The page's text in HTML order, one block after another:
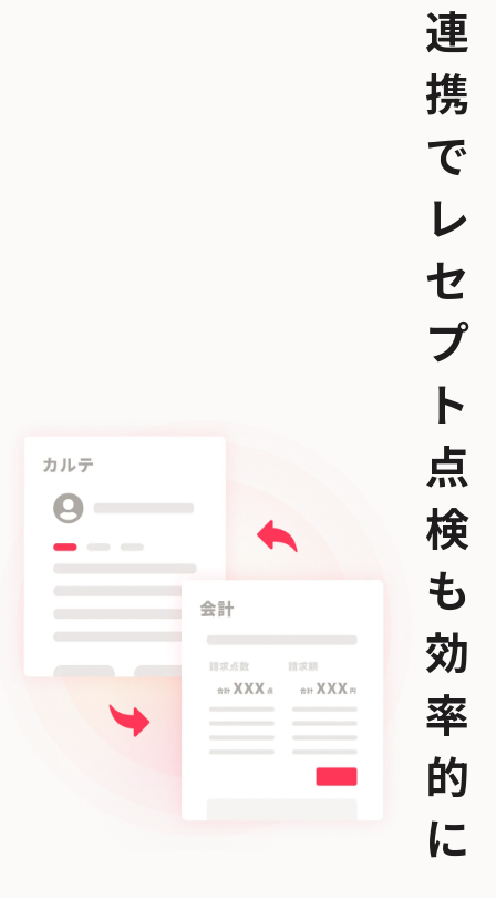
連
携
で
レ
セ
プ
ト
点
検
も
効
率
的
に